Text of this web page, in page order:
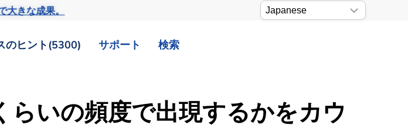
大きな成果。
のヒント(5300) サポート 検索
いの頻度で出現するかをカウ